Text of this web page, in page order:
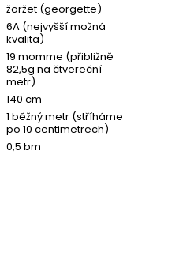
žoržet (georgette)
6A (nejvyšší možná
kvalita)
19 momme (přibližně
82,5g na čtvereční
metr)
140 cm
1 běžný metr (stříháme
po 10 centimetrech)
0,5 bm